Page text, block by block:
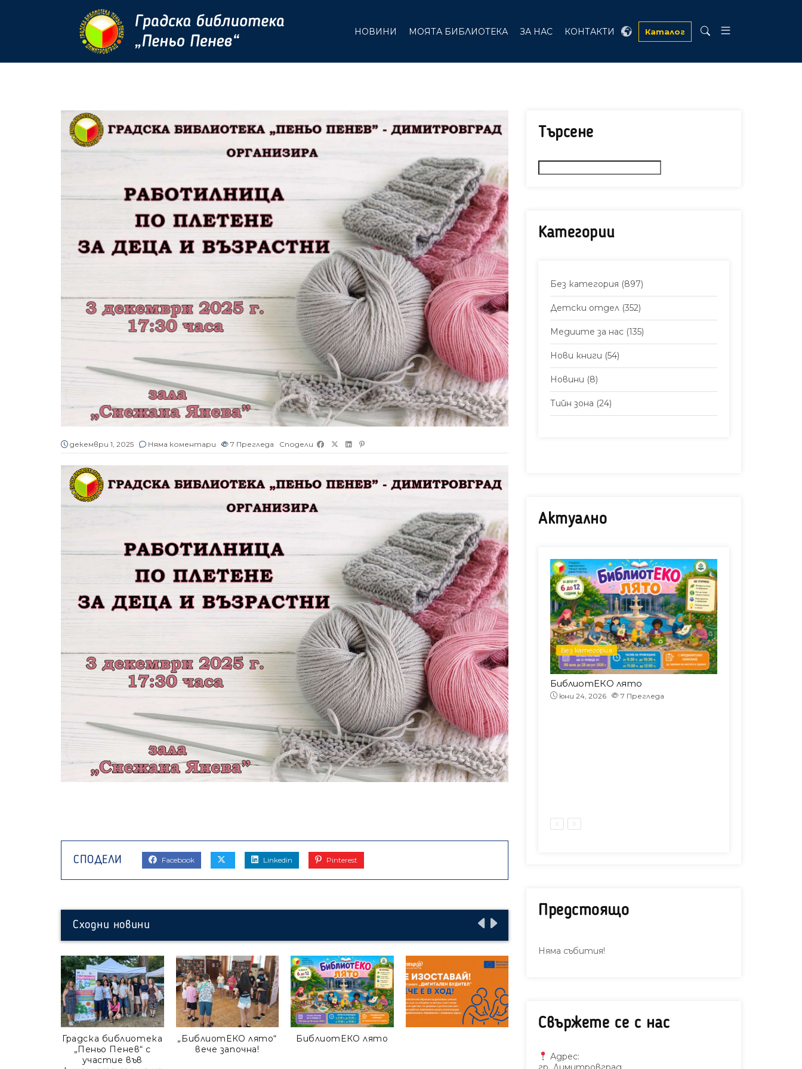
НОВИНИ МОЯТА БИБЛИОТЕКА ЗА НАС КОНТАКТИ Каталог
декември 1, 2025 Няма коментари 7 Прегледа Сподели
Facebook Linkedin Pinterest
Сходни новини
Градска библиотека
„Пеньо Пенев“ с
участие във
„БиблиотЕКО лято“
вече започна!
БиблиотЕКО лято
„Пеньо Пенев“ с
участие в
Търсене
Категории
Без категория (897)
Детски отдел (352)
Медиите за нас (135)
Нови книги (54)
Новини (8)
Тийн зона (24)
Актуално
Прегледа
Без категория
Градска библиотека „Пеньо
Пенев“ с участие във финалната
среща на проекта „Sustainabi-
LIB-ty“
7 Прегледа
Без категория
„БиблиотЕКО лято“ вече започна!
юли 7, 2026 10Прегледа
Без категория
БиблиотЕКО лято
юни 24, 2026 7 Прегледа
Предстоящо
Няма събития!
Свържете се с нас
Адрес: